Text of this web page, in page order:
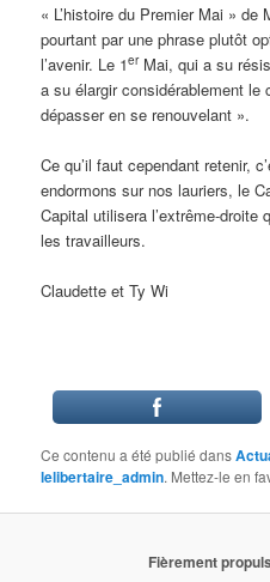
« L’histoire du Premier Mai »
pourtant par une phrase plutôt
l’avenir. Le 1erMai, qui a su
a su élargir considérablement
dépasser en se renouvelant ».
Ce qu’il faut cependant retenir,
endormons sur nos lauriers, le
Capital utilisera l’extrême-droite
les travailleurs.
Claudette et Ty Wi
Ce contenu a été publié dans
lelibertaire_admin. Mettez-le en
Fièrement